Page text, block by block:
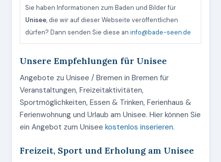
Sie haben Informationen zum Baden und Bilder für
Unisee, die wir auf dieser Webseite veröffentlichen
dürfen? Dann senden Sie diese an info@bade-seen.de
Unsere Empfehlungen für Unisee
Angebote zu Unisee / Bremen in Bremen für
Veranstaltungen, Freizeitaktivitäten,
Sportmöglichkeiten, Essen & Trinken, Ferienhaus &
Ferienwohnung und Urlaub am Unisee. Hier können Sie
ein Angebot zum Unisee kostenlos inserieren.
Freizeit, Sport und Erholung am Unisee